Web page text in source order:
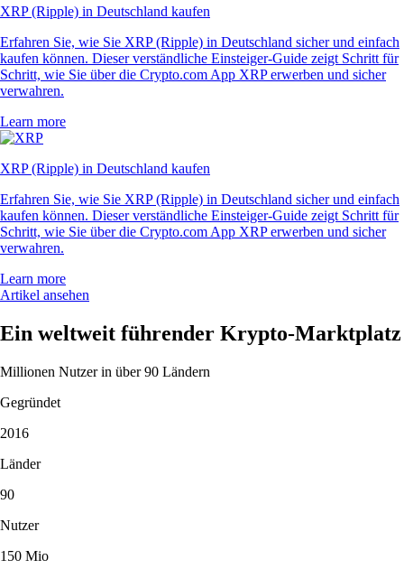
XRP (Ripple) in Deutschland kaufen
Erfahren Sie, wie Sie XRP (Ripple) in Deutschland sicher und einfach
kaufen können. Dieser verständliche Einsteiger-Guide zeigt Schritt für
Schritt, wie Sie über die Crypto.com App XRP erwerben und sicher
verwahren.
Learn more
XRP (Ripple) in Deutschland kaufen
Erfahren Sie, wie Sie XRP (Ripple) in Deutschland sicher und einfach
kaufen können. Dieser verständliche Einsteiger-Guide zeigt Schritt für
Schritt, wie Sie über die Crypto.com App XRP erwerben und sicher
verwahren.
Learn more
Artikel ansehen
Ein weltweit führender Krypto-Marktplatz
Millionen Nutzer in über 90 Ländern
Gegründet
2016
Länder
90
Nutzer
150 Mio